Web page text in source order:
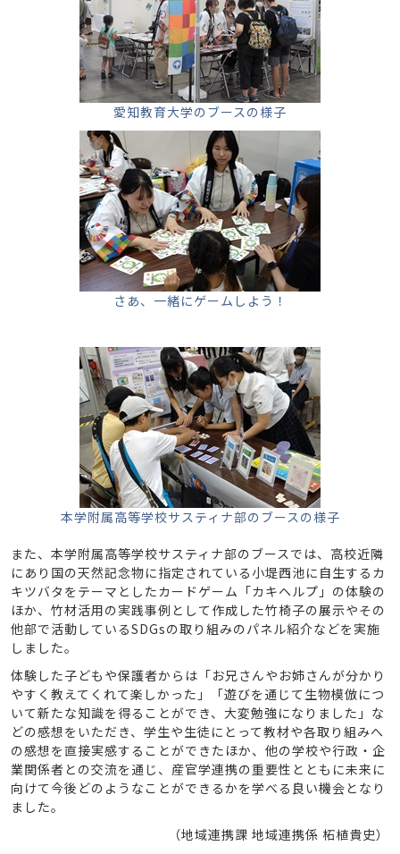
愛知教育大学のブースの様子
さあ、一緒にゲームしよう！
本学附属高等学校サスティナ部のブースの様子
また、本学附属高等学校サスティナ部のブースでは、高校近隣
にあり国の天然記念物に指定されている小堤西池に自生するカ
キツバタをテーマとしたカードゲーム「カキヘルプ」の体験の
ほか、竹材活用の実践事例として作成した竹椅子の展示やその
他部で活動しているSDGsの取り組みのパネル紹介などを実施
しました。
体験した子どもや保護者からは「お兄さんやお姉さんが分かり
やすく教えてくれて楽しかった」「遊びを通じて生物模倣につ
いて新たな知識を得ることができ、大変勉強になりました」な
どの感想をいただき、学生や生徒にとって教材や各取り組みへ
の感想を直接実感することができたほか、他の学校や行政・企
業関係者との交流を通じ、産官学連携の重要性とともに未来に
向けて今後どのようなことができるかを学べる良い機会となり
ました。
（地域連携課 地域連携係 柘植貴史）